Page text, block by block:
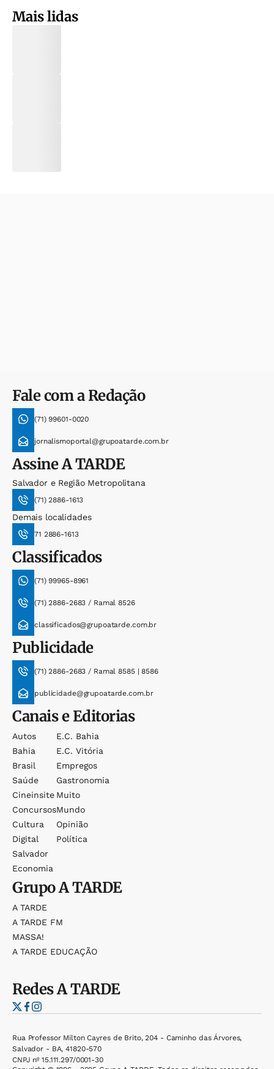
Mais lidas
Fale com a Redação
(71) 99601-0020
jornalismoportal@grupoatarde.com.br
AssineA TARDE
Salvador e Região Metropolitana
(71) 2886-1613
Demais localidades
71 2886-1613
Classificados
(71) 99965-8961
(71) 2886-2683 / Ramal 8526
classificados@grupoatarde.com.br
Publicidade
(71) 2886-2683 / Ramal 8585 | 8586
publicidade@grupoatarde.com.br
Canais e Editorias
Autos
Bahia
Brasil
Saúde
Cineinsite
Concursos
Cultura
Digital
Salvador
Economia
E.c. Bahia
E.c. Vitória
Empregos
Gastronomia
Muito
Mundo
Opinião
Política
GrupoA TARDE
A TARDE
A TARDE FM
MASSA!
A TARDE EDUCAÇÃO
RedesA TARDE
Rua Professor Milton Cayres de Brito, 204 - Caminho das Árvores,
Salvador - BA, 41820-570
CNPJ nº 15.111.297/0001-30